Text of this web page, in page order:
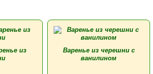
из
Варенье из черешни с
ванилином